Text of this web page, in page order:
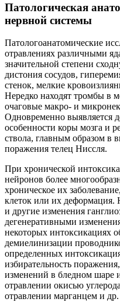
Патологическая
нервной системы
Патологоанатомические
отравлениях различными
значительной степени
дистония сосудов,
стенок, мелкие
Нередко находят тромбы в
очаговые макро- и
Одновременно выявляется
особенности коры мозга и
ствола, главным образом в
поражения телец Ниссля.
При хронической
нейронов более
хроническое их
клеток или их деформация.
и другие изменения
дегенеративными
некоторых интоксикациях
демиелинизации
определенных
избирательность
изменений в бледном шаре
отравлении окисью
отравлении марганцем и др.